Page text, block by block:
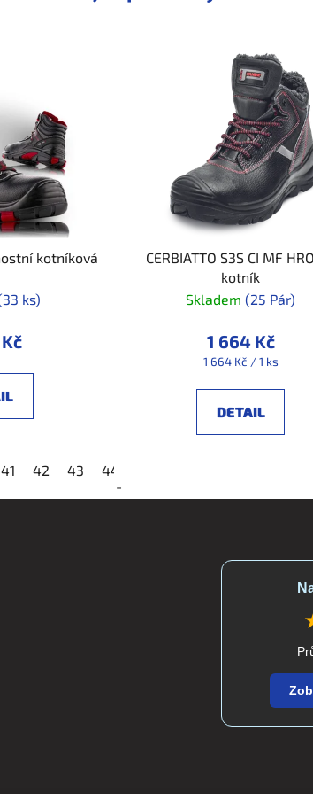
48
kotníková
ks)
41 42 43 44
CERBIATTO S3S CI MF
kotník
Skladem(25 Pár)
1 664 Kč
Měrná
1 664 Kč / 1 ks
DETAIL
-